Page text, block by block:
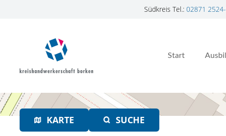
Südkreis Tel.: 02871
a
t
Start
KARTE SUCHE